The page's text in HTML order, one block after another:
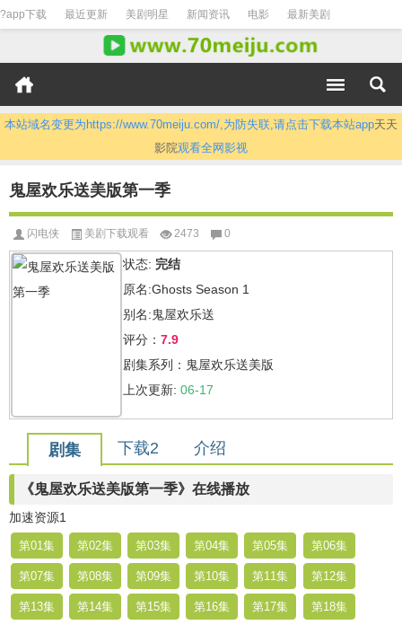
?app下载 最近更新 美剧明星 新闻资讯 电影 最新美剧
本站域名变更为https://www.70meiju.com/,为防失联,请点击下载本站app天天
影院观看全网影视
鬼屋欢乐送美版第一季
闪电侠 美剧下载观看 2473 0
状态: 完结
原名:Ghosts Season 1
别名:鬼屋欢乐送
评分： 7.9
剧集系列：鬼屋欢乐送美版
上次更新: 06-17
剧集 下载2 介绍
《鬼屋欢乐送美版第一季》在线播放
加速资源1
第01集 第02集 第03集 第04集 第05集 第06集
第07集 第08集 第09集 第10集 第11集 第12集
第13集 第14集 第15集 第16集 第17集 第18集